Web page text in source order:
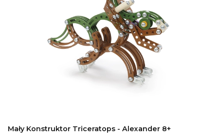
Mały Konstruktor Triceratops - Alexander 8+